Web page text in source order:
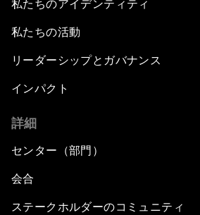
私たちのアイデンティティ
私たちの活動
リーダーシップとガバナンス
インパクト
詳細
センター（部門）
会合
ステークホルダーのコミュニティ